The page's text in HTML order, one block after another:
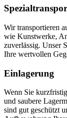
Wir transportieren
wie Kunstwerke,
zuverlässig. Unser
Ihre wertvollen
Einlagerung
Wenn Sie
und saubere
sind gut geschützt